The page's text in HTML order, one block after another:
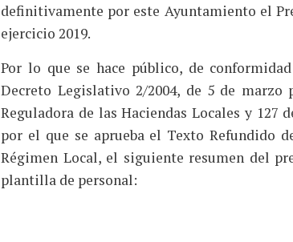
definitivamente por este Ayuntamiento el
ejercicio 2019.
Por lo que se hace público, de
Decreto Legislativo 2/2004, de 5 de
Reguladora de las Haciendas Locales y 127
por el que se aprueba el Texto Refundido
Régimen Local, el siguiente resumen del
plantilla de personal: